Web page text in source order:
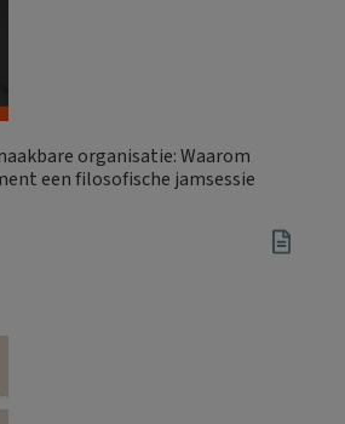
organisatie: Waarom
een filosofische jamsessie